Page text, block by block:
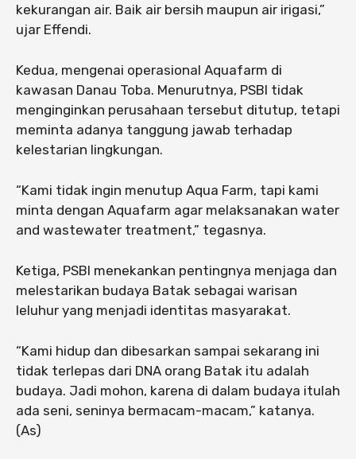
kekurangan air. Baik air bersih maupun air irigasi,”
ujar Effendi.
Kedua, mengenai operasional Aquafarm di
kawasan Danau Toba. Menurutnya, PSBI tidak
menginginkan perusahaan tersebut ditutup, tetapi
meminta adanya tanggung jawab terhadap
kelestarian lingkungan.
“Kami tidak ingin menutup Aqua Farm, tapi kami
minta dengan Aquafarm agar melaksanakan water
and wastewater treatment,” tegasnya.
Ketiga, PSBI menekankan pentingnya menjaga dan
melestarikan budaya Batak sebagai warisan
leluhur yang menjadi identitas masyarakat.
“Kami hidup dan dibesarkan sampai sekarang ini
tidak terlepas dari DNA orang Batak itu adalah
budaya. Jadi mohon, karena di dalam budaya itulah
ada seni, seninya bermacam-macam,” katanya.
(As)